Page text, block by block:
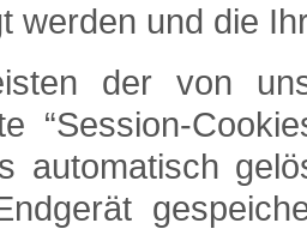
werden und die
der von
“Session-
automatisch